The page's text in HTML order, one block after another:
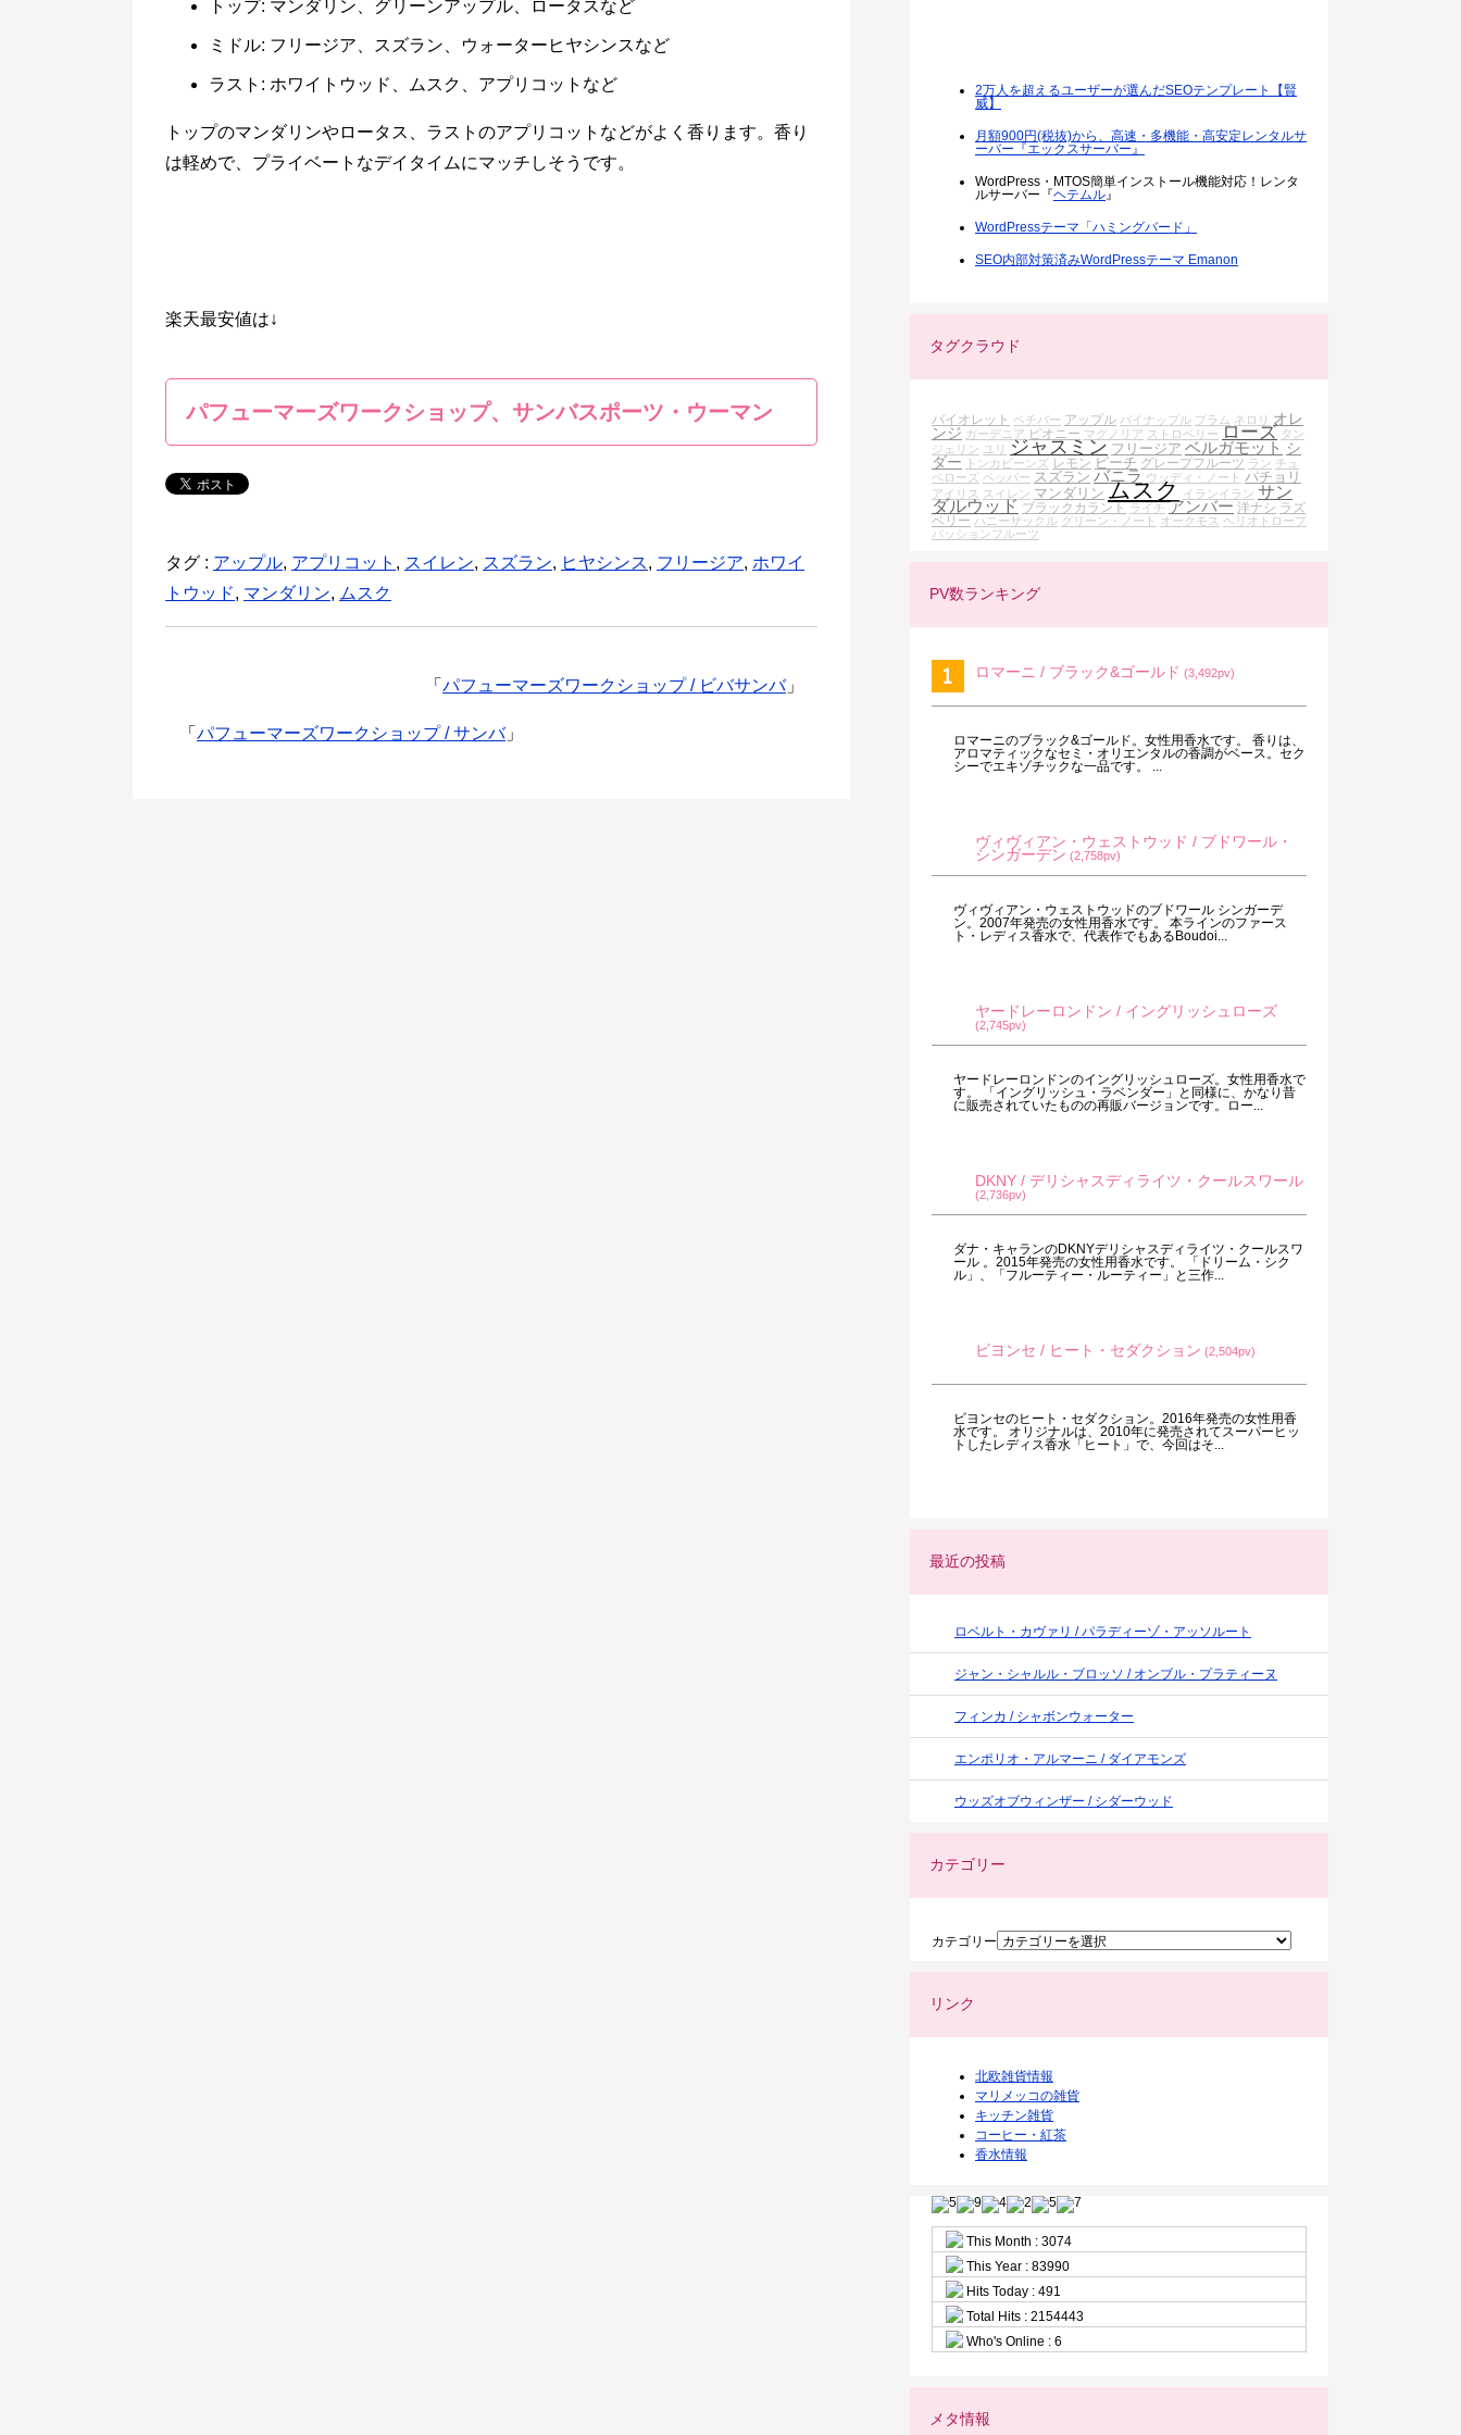
トップ: マンダリン、グリーンアップル、ロータスなど
ミドル: フリージア、スズラン、ウォーターヒヤシンスなど
ラスト: ホワイトウッド、ムスク、アプリコットなど
トップのマンダリンやロータス、ラストのアプリコットなどがよく香ります。香り
は軽めで、プライベートなデイタイムにマッチしそうです。
楽天最安値は↓
パフューマーズワークショップ、サンバスポーツ・ウーマン
タグ : アップル, アプリコット , スイレン, スズラン, ヒヤシンス, フリージア, ホワイ
トウッド, マンダリン, ムスク
「 パフューマーズワークショップ / ビバサンバ」
「 パフューマーズワークショップ / サンバ」
2万人を超えるユーザーが選んだSEOテンプレート【賢
威】
月額900円(税抜)から、高速・多機能・高安定レンタルサ
ーバー『エックスサーバー』
WordPress・MTOS簡単インストール機能対応！レンタ
ルサーバー『ヘテムル』
WordPressテーマ「ハミングバード」
SEO内部対策済みWordPressテーマ Emanon
タグクラウド
バイオレット ベチバー アップル パイナップル プラム ネロリ オレ
ンジ ガーデニア ピオニー マグノリア ストロベリー ローズ タン
ジェリン ユリ ジャスミン フリージア ベルガモット シ
ダー
トンカビーンズ レモン ピーチ グレープフルーツ ラン チュ
ベローズ ペッパー スズラン バニラ ウッディ・ノート パチョリ
アイリス スイレン マンダリン ムスク イランイラン サン
ダルウッド ブラックカラント ライチ アンバー 洋ナシ ラズ
ベリー ハニーサックル グリーン・ノート オークモス ヘリオトロープ
パッションフルーツ
PV数ランキング
ロマーニ / ブラック&ゴールド (3,492pv)
ロマーニのブラック&ゴールド。女性用香水です。 香りは、
アロマティックなセミ・オリエンタルの香調がベース。セク
シーでエキゾチックな一品です。 ...
ヴィヴィアン・ウェストウッド / ブドワール・
シンガーデン (2,758pv)
ヴィヴィアン・ウェストウッドのブドワール シンガーデ
ン。2007年発売の女性用香水です。 本ラインのファース
ト・レディス香水で、代表作でもあるBoudoi...
ヤードレーロンドン / イングリッシュローズ
(2,745pv)
ヤードレーロンドンのイングリッシュローズ。女性用香水で
す。 「イングリッシュ・ラベンダー」と同様に、かなり昔
に販売されていたものの再販バージョンです。ロー...
DKNY / デリシャスディライツ・クールスワール
(2,736pv)
ダナ・キャランのDKNYデリシャスディライツ・クールスワ
ール 。2015年発売の女性用香水です。 「ドリーム・シク
ル」、「フルーティー・ルーティー」と三作...
ビヨンセ / ヒート・セダクション (2,504pv)
ビヨンセのヒート・セダクション。2016年発売の女性用香
水です。 オリジナルは、2010年に発売されてスーパーヒッ
トしたレディス香水「ヒート」で、今回はそ...
最近の投稿
ロベルト・カヴァリ / パラディーゾ・アッソルート
ジャン・シャルル・ブロッソ / オンブル・プラティーヌ
フィンカ / シャボンウォーター
エンポリオ・アルマーニ / ダイアモンズ
ウッズオブウィンザー / シダーウッド
カテゴリー
カテゴリー
リンク
北欧雑貨情報
マリメッコの雑貨
キッチン雑貨
コーヒー・紅茶
香水情報
This Month : 3074
This Year : 83990
Hits Today : 491
Total Hits : 2154443
Who's Online : 6
メタ情報